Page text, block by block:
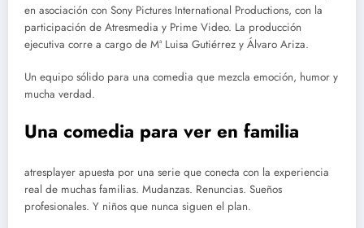
en asociación con Sony Pictures International Productions, con la
participación de Atresmedia y Prime Video. La producción
ejecutiva corre a cargo de Mª Luisa Gutiérrez y Álvaro Ariza.
Un equipo sólido para una comedia que mezcla emoción, humor y
mucha verdad.
Una comedia para ver en familia
atresplayer apuesta por una serie que conecta con la experiencia
real de muchas familias. Mudanzas. Renuncias. Sueños
profesionales. Y niños que nunca siguen el plan.